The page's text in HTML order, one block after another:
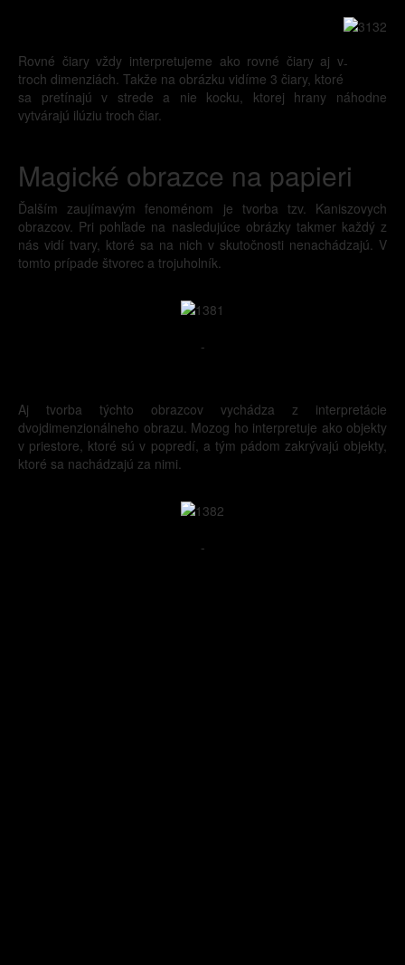
-
Rovné čiary vždy interpretujeme ako rovné čiary aj v
troch dimenziách. Takže na obrázku vidíme 3 čiary, ktoré
sa pretínajú v strede a nie kocku, ktorej hrany náhodne
vytvárajú ilúziu troch čiar.
Magické obrazce na papieri
Ďalším zaujímavým fenoménom je tvorba tzv. Kaniszovych
obrazcov. Pri pohľade na nasledujúce obrázky takmer každý z
nás vidí tvary, ktoré sa na nich v skutočnosti nenachádzajú. V
tomto prípade štvorec a trojuholník.
-
Aj tvorba týchto obrazcov vychádza z interpretácie
dvojdimenzionálneho obrazu. Mozog ho interpretuje ako objekty
v priestore, ktoré sú v popredí, a tým pádom zakrývajú objekty,
ktoré sa nachádzajú za nimi.
-